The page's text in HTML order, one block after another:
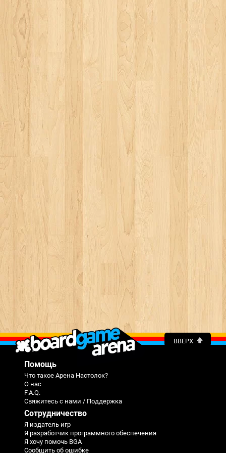
ВВЕРХ
Помощь
Что такое Арена Настолок?
О нас
F.A.Q.
Свяжитесь с нами / Поддержка
Сотрудничество
Я издатель игр
Я разработчик программного обеспечения
Я хочу помочь BGA
Сообщить об ошибке